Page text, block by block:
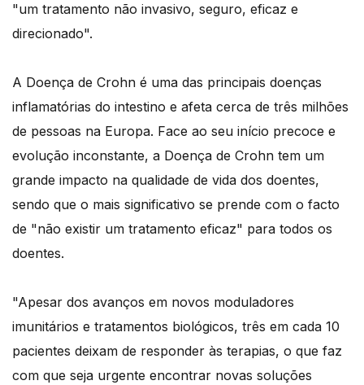
"um tratamento não invasivo, seguro, eficaz e
direcionado".
A Doença de Crohn é uma das principais doenças
inflamatórias do intestino e afeta cerca de três milhões
de pessoas na Europa. Face ao seu início precoce e
evolução inconstante, a Doença de Crohn tem um
grande impacto na qualidade de vida dos doentes,
sendo que o mais significativo se prende com o facto
de "não existir um tratamento eficaz" para todos os
doentes.
"Apesar dos avanços em novos moduladores
imunitários e tratamentos biológicos, três em cada 10
pacientes deixam de responder às terapias, o que faz
com que seja urgente encontrar novas soluções